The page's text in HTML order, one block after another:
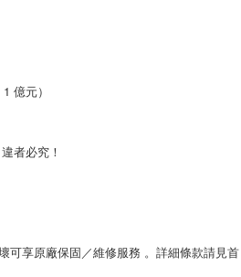
億元）
者必究！
可享原廠保固／維修服務 。詳細條款請見首